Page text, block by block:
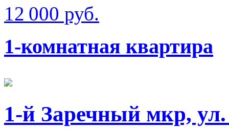
12 000 руб.
1-комнатная квартира
1-й Заречный мкр,